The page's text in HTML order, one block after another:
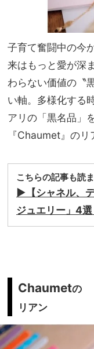
子育て奮闘中の今
来はもっと愛が深
わらない価値の〝
い軸。多様化する
アリの「黒名品」
『Chaumet』のリ
こちらの記事も読
▶︎【シャネル、
ジュエリー」4
Chaumetの
リアン